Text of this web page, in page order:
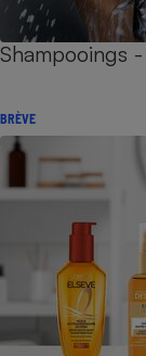
Shampooings
BRÈVE